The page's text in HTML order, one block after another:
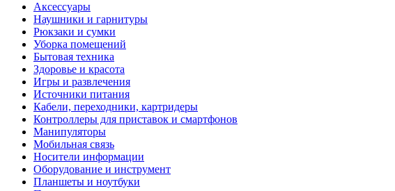
Аксессуары
Наушники и гарнитуры
Рюкзаки и сумки
Уборка помещений
Бытовая техника
Здоровье и красота
Игры и развлечения
Источники питания
Кабели, переходники, картридеры
Контроллеры для приставок и смартфонов
Манипуляторы
Мобильная связь
Носители информации
Оборудование и инструмент
Планшеты и ноутбуки